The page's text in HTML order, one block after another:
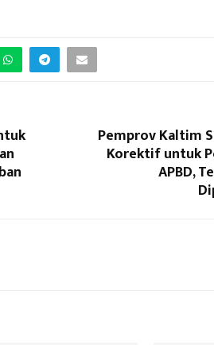
Pemprov Kaltim
Korektif untuk
APBD,